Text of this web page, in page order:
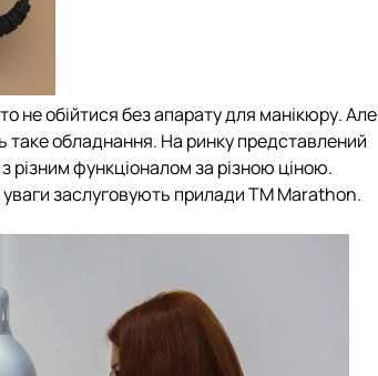
не обійтися без апарату для манікюру. Але
таке обладнання. На ринку представлений
різним функціоналом за різною ціною.
заслуговують прилади ТМ Marathon.